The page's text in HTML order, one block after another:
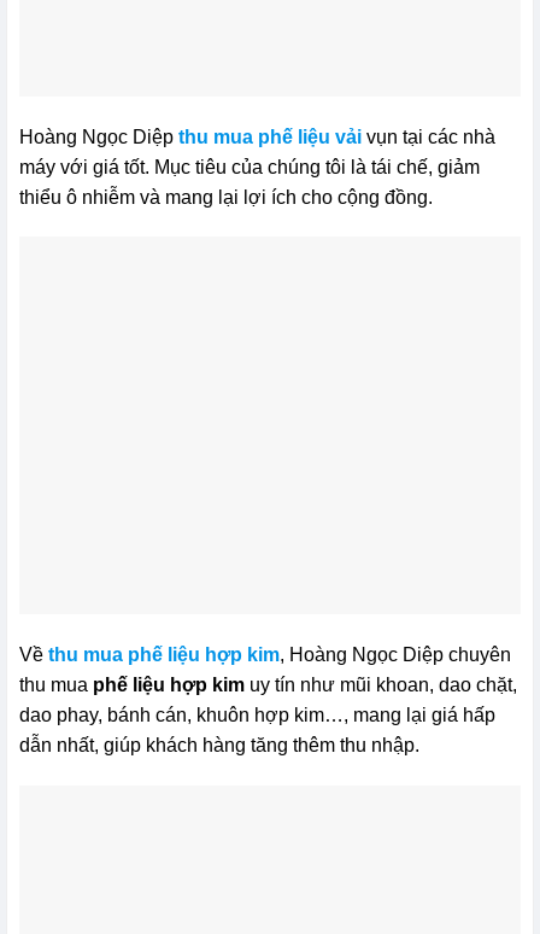
Hoàng Ngọc Diệp thu mua phế liệu vảivụn tại các nhà
máy với giá tốt. Mục tiêu của chúng tôi là tái chế, giảm
thiểu ô nhiễm và mang lại lợi ích cho cộng đồng.
Về thu mua phế liệu hợp kim, Hoàng Ngọc Diệp chuyên
thu mua phế liệu hợp kimuy tín như mũi khoan, dao chặt,
dao phay, bánh cán, khuôn hợp kim…, mang lại giá hấp
dẫn nhất, giúp khách hàng tăng thêm thu nhập.